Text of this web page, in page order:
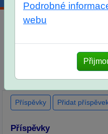
po skutečných přijímacích
zkouškách
Podrobné
webu
Příspěvky Přidat
Příspěvky